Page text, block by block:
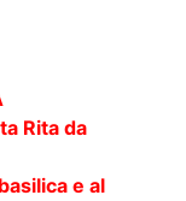
Rita da
e al